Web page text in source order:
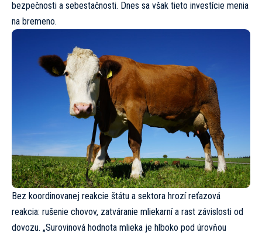
bezpečnosti a sebestačnosti. Dnes sa však tieto investície menia
na bremeno.
Bez koordinovanej reakcie štátu a sektora hrozí reťazová
reakcia: rušenie chovov, zatváranie mliekarní a rast závislosti od
dovozu. „Surovinová hodnota mlieka je hlboko pod úrovňou